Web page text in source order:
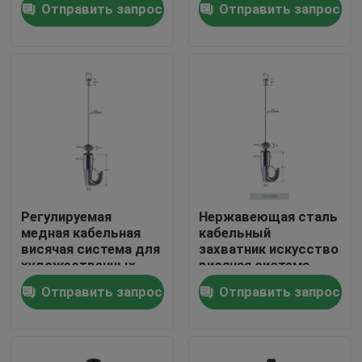
Проверка качества
Спросите цитату
Грипперс кабеля воздушных судн
дисплея
Отправить запрос Отправить запрос
Регулируемая
медная кабельная
висячая система для
художественных
экспозиций
включает в себя
оборудование
Отправить запрос
Нержавеющая сталь
кабельный
захватник искусство
висячая система
регулируемая
высота 50 фунтов
весовой
Отправить запрос